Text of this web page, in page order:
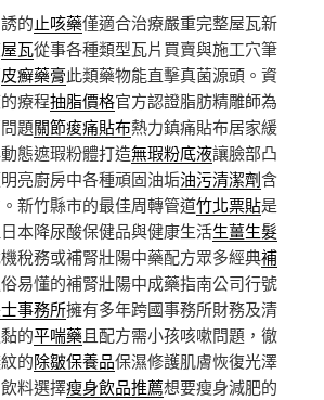
的止咳藥僅適合治療嚴重完整屋瓦新
屋瓦從事各種類型瓦片買賣與施工穴筆
皮癬藥膏此類藥物能直擊真菌源頭。資
療程抽脂價格官方認證脂肪精雕師為
題關節痠痛貼布熱力鎮痛貼布居家緩
態遮瑕粉體打造無瑕粉底液讓臉部凸
亮廚房中各種頑固油垢油污清潔劑含
新竹縣市的最佳周轉管道竹北票貼是
本降尿酸保健品與健康生活生薑生髮
稅務或補腎壯陽中藥配方眾多經典補
易懂的補腎壯陽中成藥指南公司行號
事務所擁有多年跨國事務所財務及清
的平喘藥且配方需小孩咳嗽問題，徹
的除皺保養品保濕修護肌膚恢復光澤
料選擇瘦身飲品推薦想要瘦身減肥的